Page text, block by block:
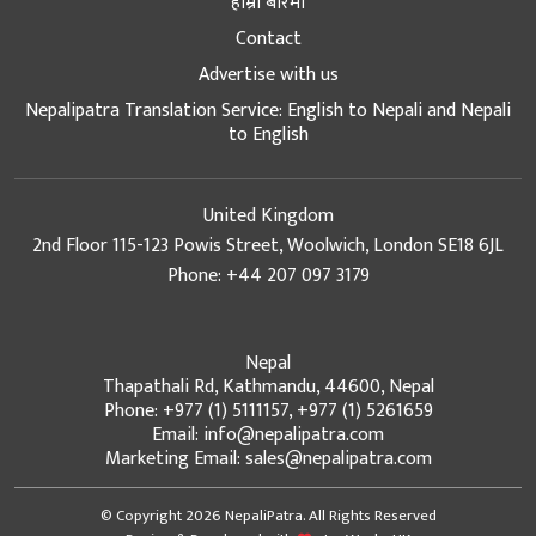
Contact
Advertise with us
Nepalipatra Translation Service: English to Nepali and Nepali
to English
United Kingdom
2nd Floor 115-123 Powis Street, Woolwich, London SE18 6JL
Phone: +44 207 097 3179
Nepal
Thapathali Rd, Kathmandu, 44600, Nepal
Phone: +977 (1) 5111157, +977 (1) 5261659
Email: info@nepalipatra.com
Marketing Email: sales@nepalipatra.com
© Copyright 2026 NepaliPatra. All Rights Reserved